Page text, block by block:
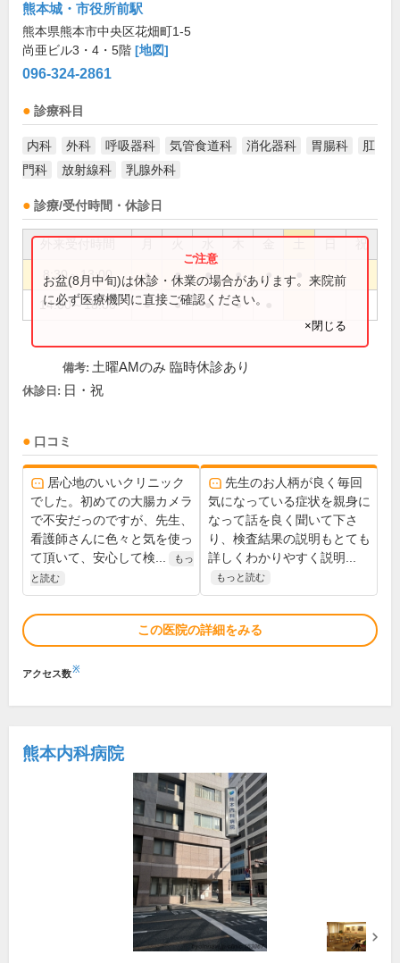
熊本城・市役所前駅
熊本県熊本市中央区花畑町1-5
尚亜ビル3・4・5階 [地図]
096-324-2861
診療科目
内科 外科 呼吸器科 気管食道科 消化器科 胃腸科
肛
門科
放射線科 乳腺外科
診療/受付時間・休診日
祝
8:30～13:00 ● ● ● ● ●
14:00～18:00 ● ● ● ●
お盆(8月中旬)は休診・休業の場合があります。来院前
に必ず医療機関に直接ご確認ください。
×閉じる
備考: 土曜AMのみ 臨時休診あり
休診日: 日・祝
口コミ
居心地のいいクリニック
でした。初めての大腸カメラ
で不安だっのですが、先生、
看護師さんに色々と気を使っ
て頂いて、安心して検...
もっ
と読む
先生のお人柄が良く毎回
気になっている症状を親身に
なって話を良く聞いて下さ
り、検査結果の説明もとても
詳しくわかりやすく説明...
もっと読む
この医院の詳細をみる
アクセス数※
熊本内科病院